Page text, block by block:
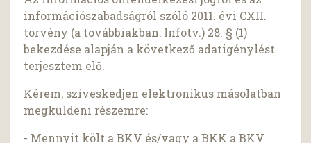
információszabadságról szóló 2011. évi CXII.
törvény (a továbbiakban: Infotv.) 28. § (1)
bekezdése alapján a következő adatigénylést
terjesztem elő.
Kérem, szíveskedjen elektronikus másolatban
megküldeni részemre:
- Mennyit költ a BKV és/vagy a BKK a BKV